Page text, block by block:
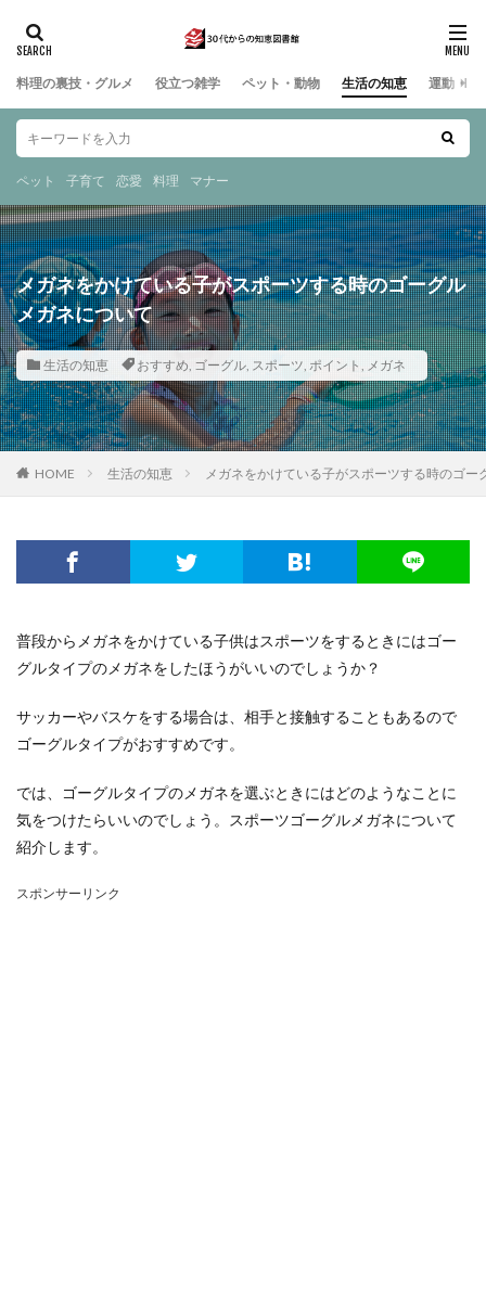
料理の裏技・グルメ 役立つ雑学 ペット・動物 生活の知恵 運動・ス
ペット 子育て 恋愛 料理 マナー
メガネをかけている子がスポーツする時のゴーグル
メガネについて
生活の知恵 おすすめ, ゴーグル, スポーツ, ポイント , メガネ
HOME 生活の知恵 メガネをかけている子がスポーツする時のゴー
普段からメガネをかけている子供はスポーツをするときにはゴー
グルタイプのメガネをしたほうがいいのでしょうか？
サッカーやバスケをする場合は、相手と接触することもあるので
ゴーグルタイプがおすすめです。
では、ゴーグルタイプのメガネを選ぶときにはどのようなことに
気をつけたらいいのでしょう。スポーツゴーグルメガネについて
紹介します。
スポンサーリンク